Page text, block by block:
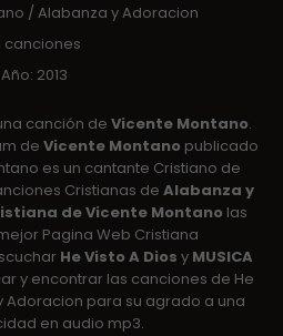
/ Alabanza y Adoracion
canciones
Año: 2013
canción de Vicente Montano.
de Vicente Montano publicado
es un cantante Cristiano de
Cristianas de Alabanza y
de Vicente Montano las
Pagina Web Cristiana
He Visto A Dios y MUSICA
y encontrar las canciones de He
Adoracion para su agrado a una
en audio mp3.